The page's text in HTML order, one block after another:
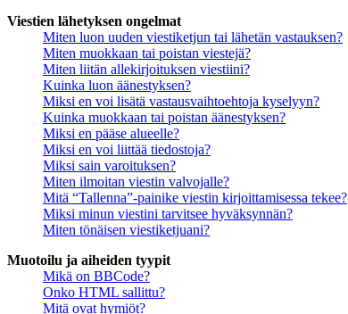
Viestien lähetyksen ongelmat
Miten luon uuden viestiketjun tai lähetän vastauksen?
Miten muokkaan tai poistan viestejä?
Miten liitän allekirjoituksen viestiini?
Kuinka luon äänestyksen?
Miksi en voi lisätä vastausvaihtoehtoja kyselyyn?
Kuinka muokkaan tai poistan äänestyksen?
Miksi en pääse alueelle?
Miksi en voi liittää tiedostoja?
Miksi sain varoituksen?
Miten ilmoitan viestin valvojalle?
Mitä “Tallenna”-painike viestin kirjoittamisessa tekee?
Miksi minun viestini tarvitsee hyväksynnän?
Miten tönäisen viestiketjuani?
Muotoilu ja aiheiden tyypit
Mikä on BBCode?
Onko HTML sallittu?
Mitä ovat hymiöt?